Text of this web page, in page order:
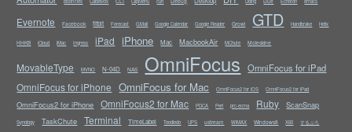
Evernote Facebook fitbit Forecast GMail Google Calendar Google Reader Growl GTD Handbrake Helix
HHKB iCloud iMac Ingress iPad iPhone Mac MacbookAir MChute Moleskine
MovableType MVNO N-04D NAS OmniFocus OmniFocus for iPad
OmniFocus for iPhone OmniFocus for Mac OmniFocus2 for iOS OmniFocus2 for iPad
OmniFocus2 for iPhone OmniFocus2 for Mac PDCA Perl prc-ecma Ruby ScanSnap
Synology TaskChute Terminal TimeLabel Toodledo UPS ustream WiMAX Windows8 X60 するぷろ